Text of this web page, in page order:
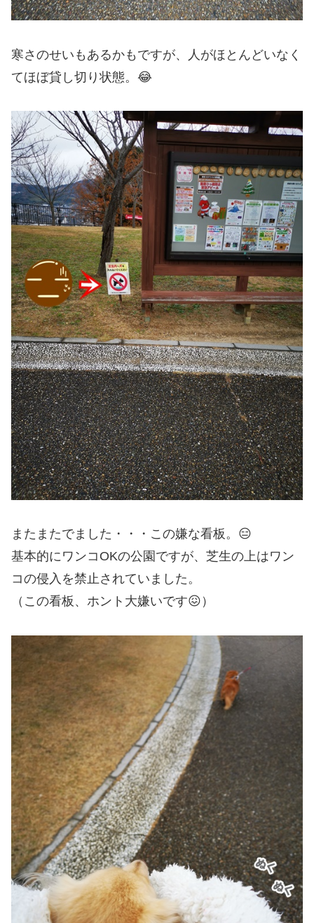
寒さのせいもあるかもですが、人がほとんどいなく
てほぼ貸し切り状態。😂
またまたでました・・・この嫌な看板。😑
基本的にワンコOKの公園ですが、芝生の上はワン
コの侵入を禁止されていました。
（この看板、ホント大嫌いです😖）